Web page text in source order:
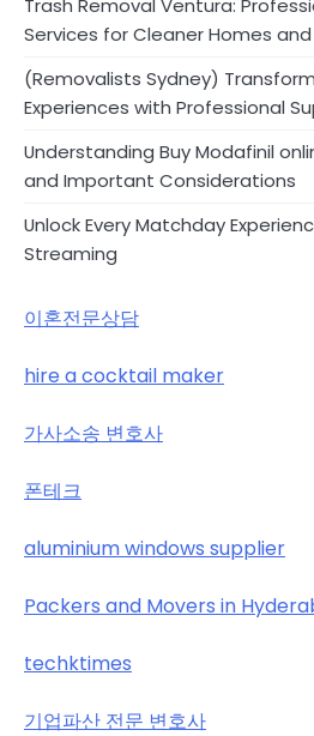
Trash Removal Ventura:
Services for Cleaner Homes
(Removalists Sydney)
Experiences with Professional
Understanding Buy Modafinil
and Important Considerations
Unlock Every Matchday
Streaming
이혼전문상담
hire a cocktail maker
가사소송 변호사
폰테크
aluminium windows supplier
Packers and Movers in
techktimes
기업파산 전문 변호사